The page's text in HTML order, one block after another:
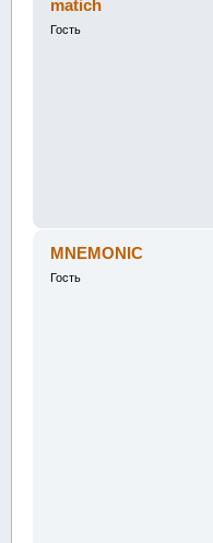
matich
Гость
MNEMONIC
Гость